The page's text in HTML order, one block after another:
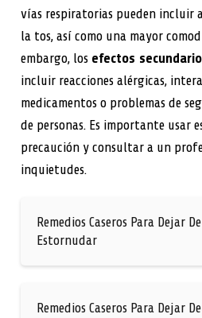
vías respiratorias pueden incluir
la tos, así como una mayor
embargo, los efectos
incluir reacciones alérgicas,
medicamentos o problemas de
de personas. Es importante usar
precaución y consultar a un
inquietudes.
Remedios Caseros Para Dejar De
Estornudar
Remedios Caseros Para Dejar